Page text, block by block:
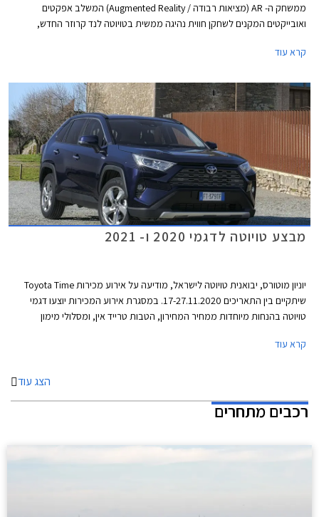
ממשחק ה- AR (מציאות רבודה / Augmented Reality) המשלב אפקטים
ואובייקטים המקנים לשחקן חווית נהיגה ממשית בטויוטה לנד קרוזר החדש,
קרא עוד
מבצע טויוטה לדגמי 2020 ו- 2021
יוניון מוטורס, יבואנית טויוטה לישראל, מודיעה על אירוע מכירות Toyota Time
שיתקיים בין התאריכים 17-27.11.2020. במסגרת אירוע המכירות יוצעו דגמי
טויוטה בהנחות מיוחדות ממחיר המחירון, הטבות טרייד אין, ומסלולי מימון
קרא עוד
הצג עוד
רכבים מתחרים